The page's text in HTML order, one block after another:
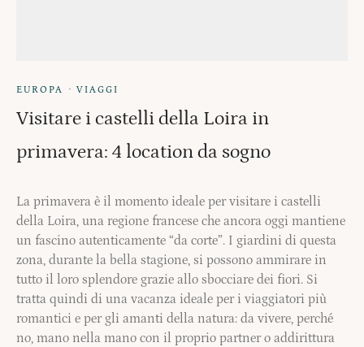
EUROPA · VIAGGI
Visitare i castelli della Loira in
primavera: 4 location da sogno
La primavera è il momento ideale per visitare i castelli
della Loira, una regione francese che ancora oggi mantiene
un fascino autenticamente “da corte”. I giardini di questa
zona, durante la bella stagione, si possono ammirare in
tutto il loro splendore grazie allo sbocciare dei fiori. Si
tratta quindi di una vacanza ideale per i viaggiatori più
romantici e per gli amanti della natura: da vivere, perché
no, mano nella mano con il proprio partner o addirittura